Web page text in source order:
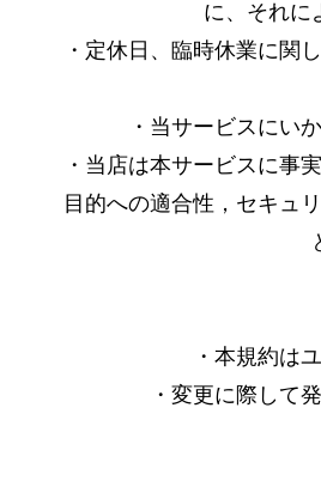
に、それに
・定休日、臨時休業に関
・当サービスにい
・当店は本サービスに事
目的への適合性，セキュ
・​本規約は
・変更に際して